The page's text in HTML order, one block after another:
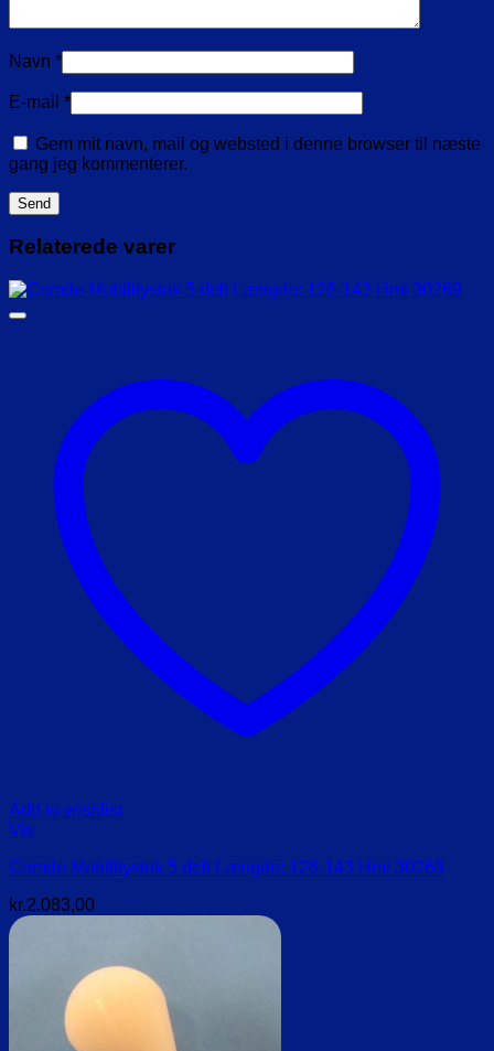
Navn *
E-mail *
Gem mit navn, mail og websted i denne browser til næste
gang jeg kommenterer.
Relaterede varer
Add to wishlist
Vis
Comde Mobilitystok 5 delt Længde: 126-143 Hmi 30269
kr.2.083,00